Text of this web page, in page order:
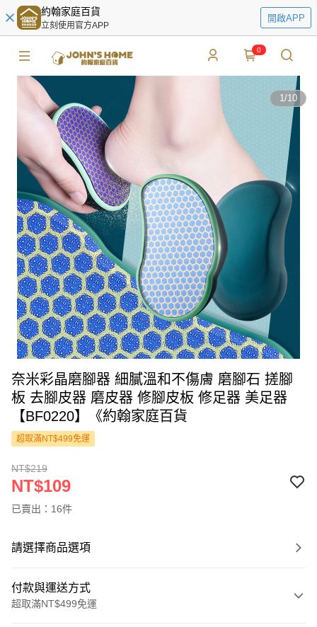
約翰家庭百貨
立刻使用官方APP
開啟APP
0
1/10
奈米彩晶磨腳器 細膩溫和不傷膚 磨腳石 搓腳
板 去腳皮器 磨皮器 修腳皮板 修足器 美足器
【BF0220】《約翰家庭百貨
超取滿NT$499免運
NT$219
NT$109
已賣出：16件
請選擇商品選項
付款與運送方式
超取滿NT$499免運